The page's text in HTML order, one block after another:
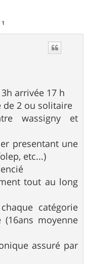
1
arrivée 17 h
de 2 ou solitaire
wassigny et
presentant une
etc...)
tout au long
catégorie
moyenne
assuré par